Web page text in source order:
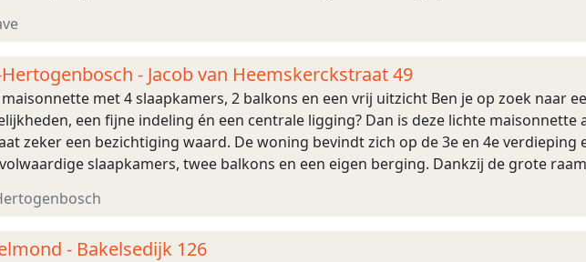
- Jacob van Heemskerckstraat 49
met 4 slaapkamers, 2 balkons en een vrij uitzicht Ben je op zoek naar
een fijne indeling én een centrale ligging? Dan is deze lichte maisonnette
zeker een bezichtiging waard. De woning bevindt zich op de 3e en 4e verdieping
slaapkamers, twee balkons en een eigen berging. Dankzij de grote
- Bakelsedijk 126